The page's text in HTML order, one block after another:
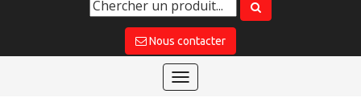
Nous contacter
Toggle
navigation